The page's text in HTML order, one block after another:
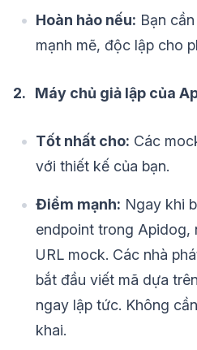
Hoàn hảo nếu: Bạn
mạnh mẽ, độc lập cho
2. Máy chủ giả lập của
Tốt nhất cho: Các
với thiết kế của bạn.
Điểm mạnh: Ngay khi
endpoint trong Apidog,
URL mock. Các nhà
bắt đầu viết mã dựa
ngay lập tức. Không
khai.